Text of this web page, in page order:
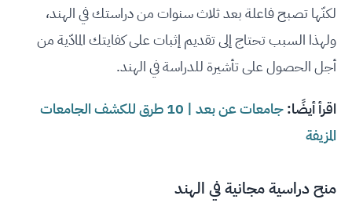
لكنّها تصبح فاعلة بعد ثلاث سنوات من دراستك في الهند،
ولهذا السبب تحتاج إلى تقديم إثبات على كفايتك المادّية من
أجل الحصول على تأشيرة للدراسة في الهند.
اقرأ أيضًا:
جامعات عن بعد | 10 طرق للكشف الجامعات
المزيفة
منح دراسية مجانية في الهند